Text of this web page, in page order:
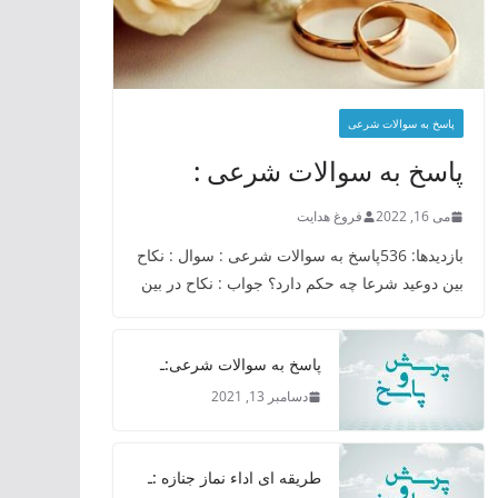
پاسخ به سوالات شرعی
پاسخ به سوالات شرعی :
می 16, 2022 فروغ هدایت
بازدیدها: 536پاسخ به سوالات شرعی : سوال : نکاح
بین دوعید شرعا چه حکم دارد؟ جواب : نکاح در بین
پاسخ به سوالات شرعی:ـ
دسامبر 13, 2021
طریقه ای اداء نماز جنازه :ـ